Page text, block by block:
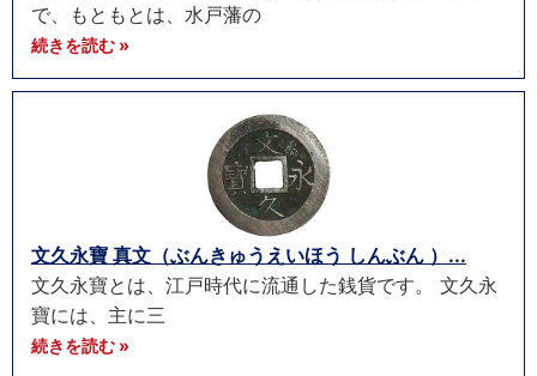
で、もともとは、水戸藩の
続きを読む »
文久永寶 真文（ぶんきゅうえいほう しんぶん ）...
文久永寶とは、江戸時代に流通した銭貨です。 文久永
寶には、主に三
続きを読む »